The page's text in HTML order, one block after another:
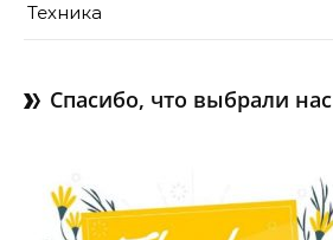
Техника
Спасибо, что выбрали нас